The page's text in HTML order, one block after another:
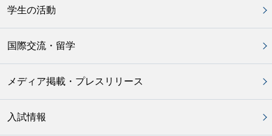
学生の活動
国際交流・留学
メディア掲載・プレスリリース
入試情報